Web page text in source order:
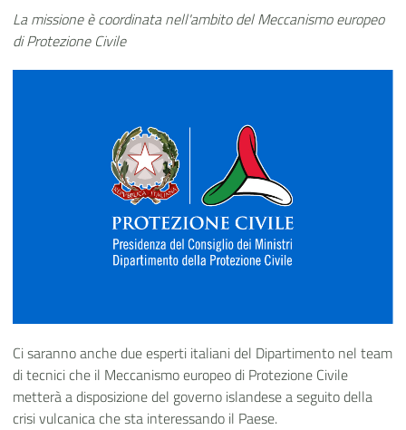
La missione è coordinata nell'ambito del Meccanismo europeo
di Protezione Civile
Ci saranno anche due esperti italiani del Dipartimento nel team
di tecnici che il Meccanismo europeo di Protezione Civile
metterà a disposizione del governo islandese a seguito della
crisi vulcanica che sta interessando il Paese.